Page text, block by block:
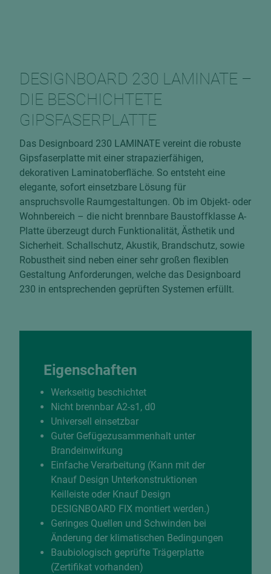
DESIGNBOARD 230 LAMINATE –
DIE BESCHICHTETE
GIPSFASERPLATTE
Das Designboard 230 LAMINATE vereint die robuste
Gipsfaserplatte mit einer strapazierfähigen,
dekorativen Laminatoberfläche. So entsteht eine
elegante, sofort einsetzbare Lösung für
anspruchsvolle Raumgestaltungen. Ob im Objekt- oder
Wohnbereich – die nicht brennbare Baustoffklasse A-
Platte überzeugt durch Funktionalität, Ästhetik und
Sicherheit. Schallschutz, Akustik, Brandschutz, sowie
Robustheit sind neben einer sehr großen flexiblen
Gestaltung Anforderungen, welche das Designboard
230 in entsprechenden geprüften Systemen erfüllt.
Eigenschaften
Werkseitig beschichtet
Nicht brennbar A2-s1, d0
Universell einsetzbar
Guter Gefügezusammenhalt unter
Brandeinwirkung
Einfache Verarbeitung (Kann mit der
Knauf Design Unterkonstruktionen
Keilleiste oder Knauf Design
DESIGNBOARD FIX montiert werden.)
Geringes Quellen und Schwinden bei
Änderung der klimatischen Bedingungen
Baubiologisch geprüfte Trägerplatte
(Zertifikat vorhanden)